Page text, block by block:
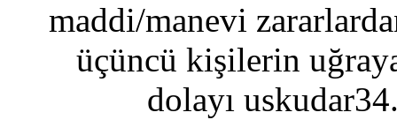
maddi/manevi
üçüncü kişilerin
dolayı